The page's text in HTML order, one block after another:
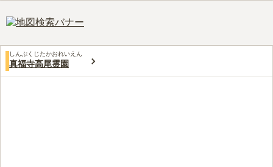
しんぷくじたかおれいえん
真福寺高尾霊園